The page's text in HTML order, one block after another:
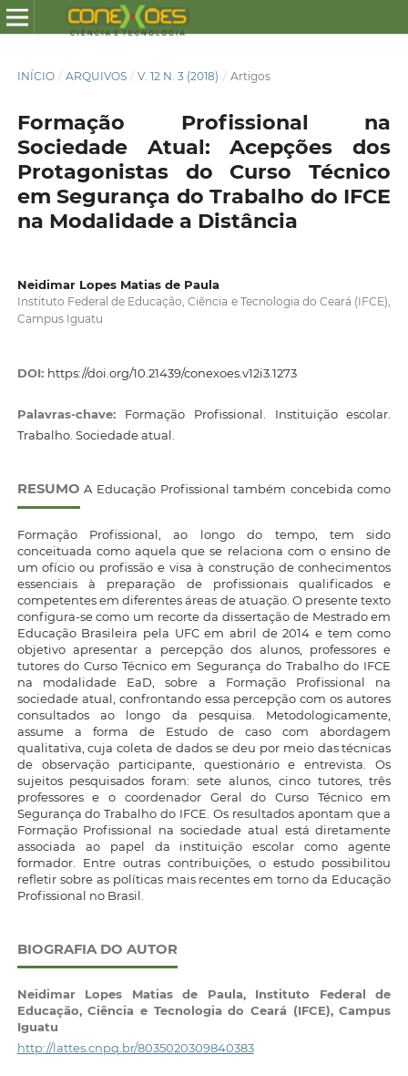
INÍCIO / ARQUIVOS / V. 12 N. 3 (2018) / Artigos
Formação Profissional na
Sociedade Atual: Acepções dos
Protagonistas do Curso Técnico
em Segurança do Trabalho do IFCE
na Modalidade a Distância
Neidimar Lopes Matias de Paula
Instituto Federal de Educação, Ciência e Tecnologia do Ceará (IFCE),
Campus Iguatu
DOI: https://doi.org/10.21439/conexoes.v12i3.1273
Palavras-chave: Formação Profissional. Instituição escolar.
Trabalho. Sociedade atual.
RESUMO A Educação Profissional também concebida como
Formação Profissional, ao longo do tempo, tem sido
conceituada como aquela que se relaciona com o ensino de
um ofício ou profissão e visa à construção de conhecimentos
essenciais à preparação de profissionais qualificados e
competentes em diferentes áreas de atuação. O presente texto
configura-se como um recorte da dissertação de Mestrado em
Educação Brasileira pela UFC em abril de 2014 e tem como
objetivo apresentar a percepção dos alunos, professores e
tutores do Curso Técnico em Segurança do Trabalho do IFCE
na modalidade EaD, sobre a Formação Profissional na
sociedade atual, confrontando essa percepção com os autores
consultados ao longo da pesquisa. Metodologicamente,
assume a forma de Estudo de caso com abordagem
qualitativa, cuja coleta de dados se deu por meio das técnicas
de observação participante, questionário e entrevista. Os
sujeitos pesquisados foram: sete alunos, cinco tutores, três
professores e o coordenador Geral do Curso Técnico em
Segurança do Trabalho do IFCE. Os resultados apontam que a
Formação Profissional na sociedade atual está diretamente
associada ao papel da instituição escolar como agente
formador. Entre outras contribuições, o estudo possibilitou
refletir sobre as políticas mais recentes em torno da Educação
Profissional no Brasil.
BIOGRAFIA DO AUTOR
Neidimar Lopes Matias de Paula, Instituto Federal de
Educação, Ciência e Tecnologia do Ceará (IFCE), Campus
Iguatu
http://lattes.cnpq.br/8035020309840383